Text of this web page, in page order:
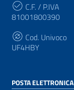
C.F. / P.IVA
81001800390
Cod. Univoco
UF4HBY
POSTA ELETTRONICA